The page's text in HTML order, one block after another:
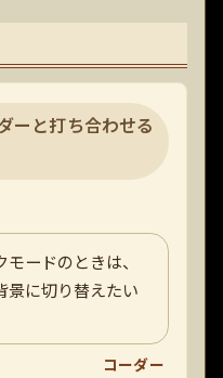
ーと打ち合わせる
ードのときは、
景に切り替えたい
コーダー